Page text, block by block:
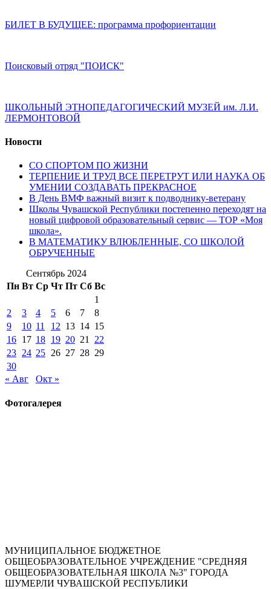
БИЛЕТ В БУДУЩЕЕ: программа профориентации
Поисковый отряд "ПОИСК"
ШКОЛЬНЫЙ ЭТНОПЕДАГОГИЧЕСКИЙ МУЗЕЙ им. Л.И.
ЛЕРМОНТОВОЙ
Новости
СО СПОРТОМ ПО ЖИЗНИ
ТЕРПЕНИЕ И ТРУД ВСЕ ПЕРЕТРУТ ИЛИ НАУКА ОБ
УМЕНИИ СОЗДАВАТЬ ПРЕКРАСНОЕ
В День ВМФ важный визит к подводнику-ветерану
Школы Чувашской Республики постепенно переходят на
новый цифровой образовательный сервис — ТОР «Моя
школа».
В МАТЕМАТИКУ ВЛЮБЛЕННЫЕ, СО ШКОЛОЙ
ОБРУЧЕННЫЕ
Сентябрь 2024
Пн Вт Ср Чт Пт Сб Вс
1
2
3 4 5 6 7
8
9
10 11 12 13 14 15
16 17 18 19 20 21
22
23 24 25 26 27 28 29
30
« Авг
Окт »
Фотогалерея
МУНИЦИПАЛЬНОЕ БЮДЖЕТНОЕ
ОБЩЕОБРАЗОВАТЕЛЬНОЕ УЧРЕЖДЕНИЕ "СРЕДНЯЯ
ОБЩЕОБРАЗОВАТЕЛЬНАЯ ШКОЛА №3" ГОРОДА
ШУМЕРЛИ ЧУВАШСКОЙ РЕСПУБЛИКИ